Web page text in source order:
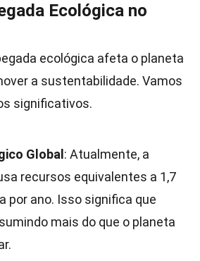
Ecológica no
ecológica afeta o planeta
a sustentabilidade. Vamos
significativos.
Global : Atualmente, a
recursos equivalentes a 1,7
por ano. Isso significa que
mais do que o planeta